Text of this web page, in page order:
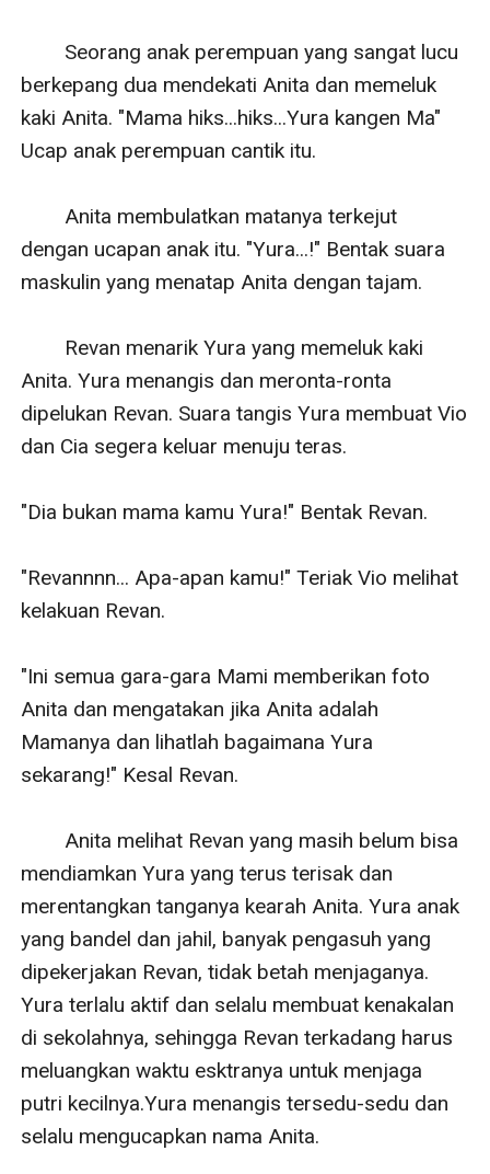
Seorang anak perempuan yang sangat lucu
berkepang dua mendekati Anita dan memeluk
kaki Anita. "Mama hiks...hiks...Yura kangen Ma"
Ucap anak perempuan cantik itu.
Anita membulatkan matanya terkejut
dengan ucapan anak itu. "Yura...!" Bentak suara
maskulin yang menatap Anita dengan tajam.
Revan menarik Yura yang memeluk kaki
Anita. Yura menangis dan meronta-ronta
dipelukan Revan. Suara tangis Yura membuat Vio
dan Cia segera keluar menuju teras.
"Dia bukan mama kamu Yura!" Bentak Revan.
"Revannnn... Apa-apan kamu!" Teriak Vio melihat
kelakuan Revan.
"Ini semua gara-gara Mami memberikan foto
Anita dan mengatakan jika Anita adalah
Mamanya dan lihatlah bagaimana Yura
sekarang!" Kesal Revan.
Anita melihat Revan yang masih belum bisa
mendiamkan Yura yang terus terisak dan
merentangkan tanganya kearah Anita. Yura anak
yang bandel dan jahil, banyak pengasuh yang
dipekerjakan Revan, tidak betah menjaganya.
Yura terlalu aktif dan selalu membuat kenakalan
di sekolahnya, sehingga Revan terkadang harus
meluangkan waktu esktranya untuk menjaga
putri kecilnya.Yura menangis tersedu-sedu dan
selalu mengucapkan nama Anita.